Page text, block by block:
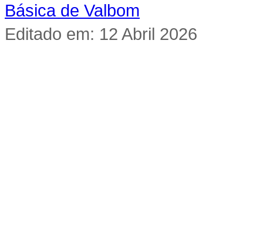
Básica de Valbom
Editado em: 12 Abril 2026